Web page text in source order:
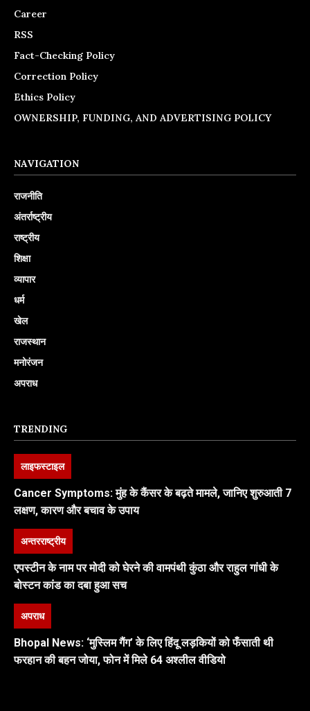
Career
RSS
Fact-Checking Policy
Correction Policy
Ethics Policy
OWNERSHIP, FUNDING, AND ADVERTISING POLICY
NAVIGATION
राजनीति
अंतर्राष्ट्रीय
राष्ट्रीय
शिक्षा
व्यापार
धर्म
खेल
राजस्थान
मनोरंजन
अपराध
TRENDING
लाइफस्टाइल
Cancer Symptoms: मुंह के कैंसर के बढ़ते मामले, जानिए शुरुआती 7
लक्षण, कारण और बचाव के उपाय
अन्तरराष्ट्रीय
एपस्टीन के नाम पर मोदी को घेरने की वामपंथी कुंठा और राहुल गांधी के
बोस्टन कांड का दबा हुआ सच
अपराध
Bhopal News: ‘मुस्लिम गैंग’ के लिए हिंदू लड़कियों को फँसाती थी
फरहान की बहन जोया, फोन में मिले 64 अश्लील वीडियो